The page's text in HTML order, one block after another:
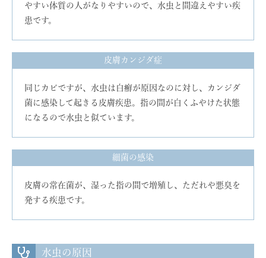
やすい体質の人がなりやすいので、水虫と間違えやすい疾
患です。
皮膚カンジダ症
同じカビですが、水虫は白癬が原因なのに対し、カンジダ
菌に感染して起きる皮膚疾患。指の間が白くふやけた状態
になるので水虫と似ています。
細菌の感染
皮膚の常在菌が、湿った指の間で増殖し、ただれや悪臭を
発する疾患です。
水虫の原因